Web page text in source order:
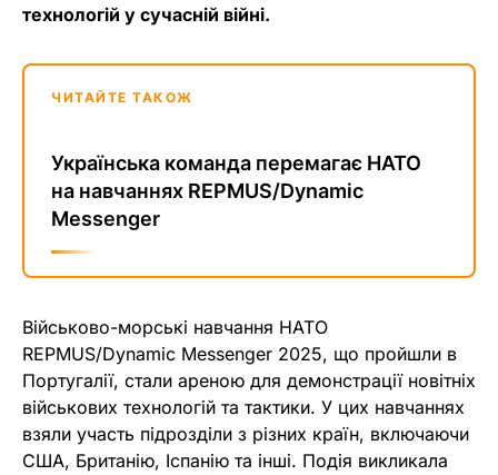
технологій у сучасній війні.
ЧИТАЙТЕ ТАКОЖ
Українська команда перемагає НАТО
на навчаннях REPMUS/Dynamic
Messenger
Військово-морські навчання НАТО
REPMUS/Dynamic Messenger 2025, що пройшли в
Португалії, стали ареною для демонстрації новітніх
військових технологій та тактики. У цих навчаннях
взяли участь підрозділи з різних країн, включаючи
США, Британію, Іспанію та інші. Подія викликала